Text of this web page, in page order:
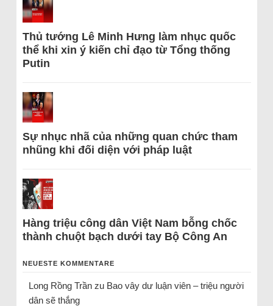
Thủ tướng Lê Minh Hưng làm nhục quốc
thể khi xin ý kiến chỉ đạo từ Tổng thống
Putin
Sự nhục nhã của những quan chức tham
nhũng khi đối diện với pháp luật
Hàng triệu công dân Việt Nam bỗng chốc
thành chuột bạch dưới tay Bộ Công An
NEUESTE KOMMENTARE
Long Rồng Trầnzu Bao vây dư luận viên – triệu người
dân sẽ thắng